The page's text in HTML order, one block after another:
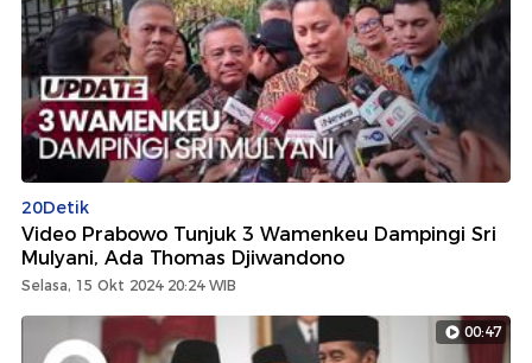
20Detik
Video Prabowo Tunjuk 3 Wamenkeu Dampingi Sri
Mulyani, Ada Thomas Djiwandono
Selasa, 15 Okt 2024 20:24 WIB
00:47